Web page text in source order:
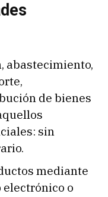
abastecimiento,
de bienes
sin
mediante
o